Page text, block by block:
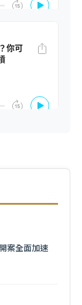
案全面加速